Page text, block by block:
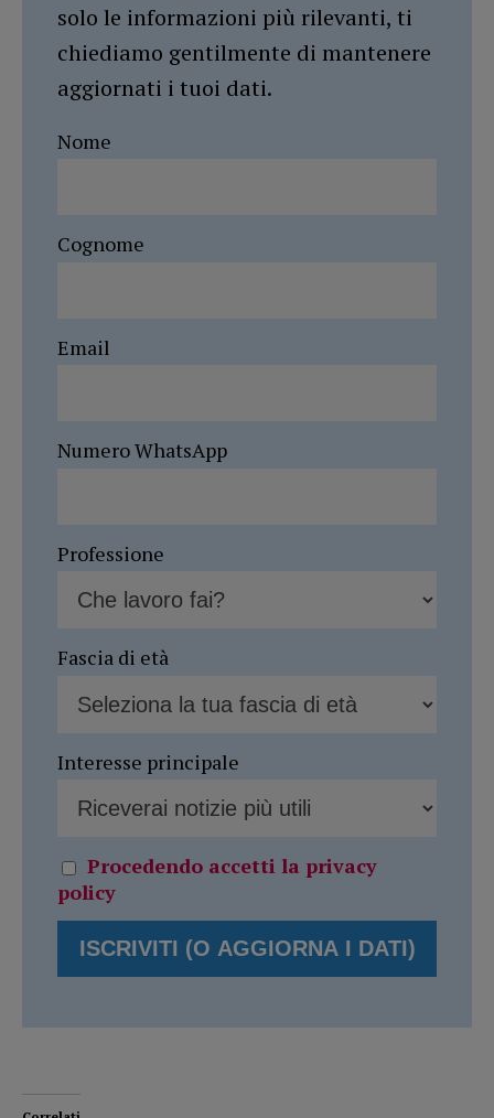
solo le informazioni più rilevanti, ti
chiediamo gentilmente di mantenere
aggiornati i tuoi dati.
Nome
Cognome
Email
Numero WhatsApp
Professione
Fascia di età
Interesse principale
Procedendo accetti la privacy
policy